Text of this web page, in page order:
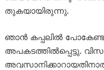
തുകയായിരുന്നു.
ഞാൻ കപ്പലിൽ
അപകടത്തിൽപ്പെട്ടു.